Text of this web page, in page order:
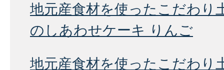
地元産食材を使ったこだわり
のしあわせケーキ りんご
地元産食材を使ったこだわり